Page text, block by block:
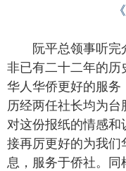
阮平总领事听
非已有二十二年的历
华人华侨更好的服
历经两任社长均为
对这份报纸的情感
接再厉更好的为我
息，服务于侨社。